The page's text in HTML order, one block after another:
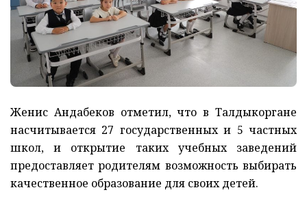
Женис Андабеков отметил, что в Талдыкоргане
насчитывается 27 государственных и 5 частных
школ, и открытие таких учебных заведений
предоставляет родителям возможность выбирать
качественное образование для своих детей.